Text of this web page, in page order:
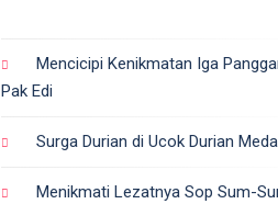
Mencicipi Kenikmatan Iga
Pak Edi
Surga Durian di Ucok Durian
Menikmati Lezatnya Sop Sum-